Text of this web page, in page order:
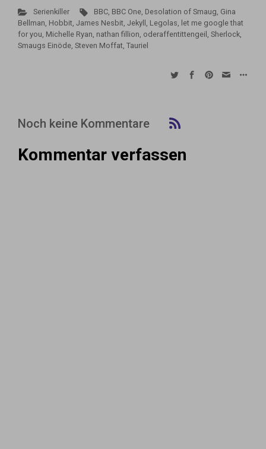
Serienkiller BBC, BBC One, Desolation of Smaug, Gina
Bellman, Hobbit, James Nesbit, Jekyll , Legolas, let me google that
for you, Michelle Ryan, nathan fillion, oderaffentittengeil , Sherlock,
Smaugs Einöde, Steven Moffat, Tauriel
Noch keine Kommentare
Kommentar verfassen